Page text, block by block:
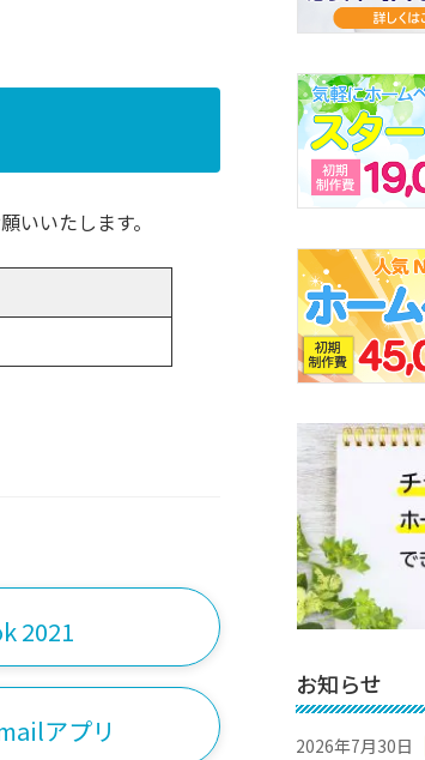
いいたします。
2021
アプリ
お知らせ
2026年7月30日